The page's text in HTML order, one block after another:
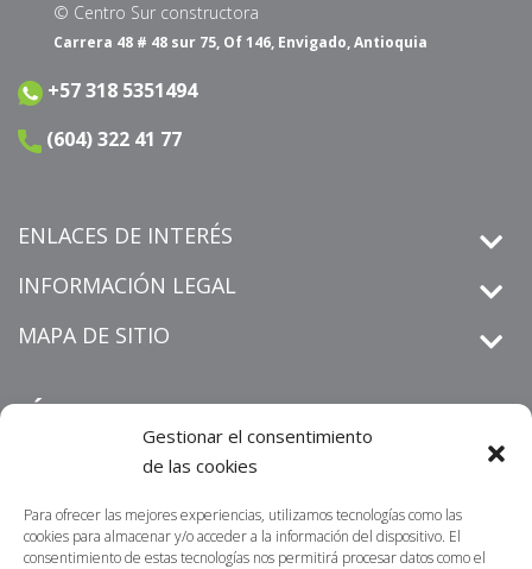
Gestionar el consentimiento
de las cookies
Para ofrecer las mejores experiencias, utilizamos tecnologías como las
cookies para almacenar y/o acceder a la información del dispositivo. El
consentimiento de estas tecnologías nos permitirá procesar datos como el
© Centro Sur constructora
Carrera 48 # 48 sur 75, Of 146, Envigado, Antioquia
+57 318 5351494
(604) 322 41 77
ENLACES DE INTERÉS
INFORMACIÓN LEGAL
MAPA DE SITIO
SÍGUENOS
Informamos que losderechos de peticiónque sean
radicados por un medio distinto al establecido en nuestra sitio